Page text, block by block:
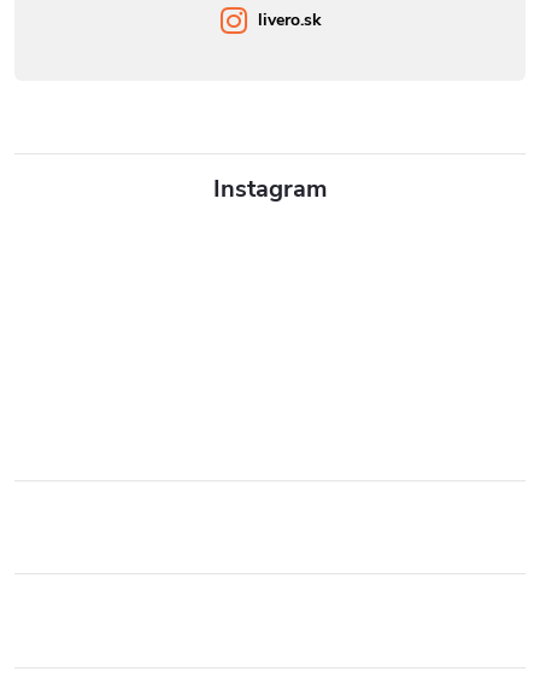
Instagram
livero.sk